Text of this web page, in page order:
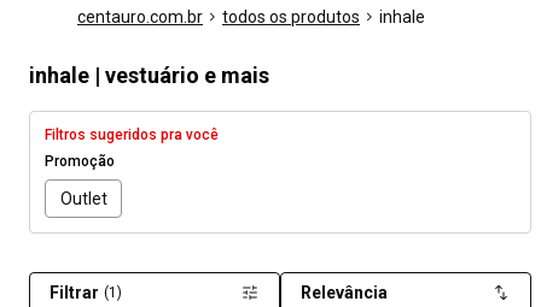
centauro.com.br todos os produtos inhale
inhale | vestuário e mais
Filtros sugeridos pra você
Promoção
Outlet
Filtrar (1) Relevância